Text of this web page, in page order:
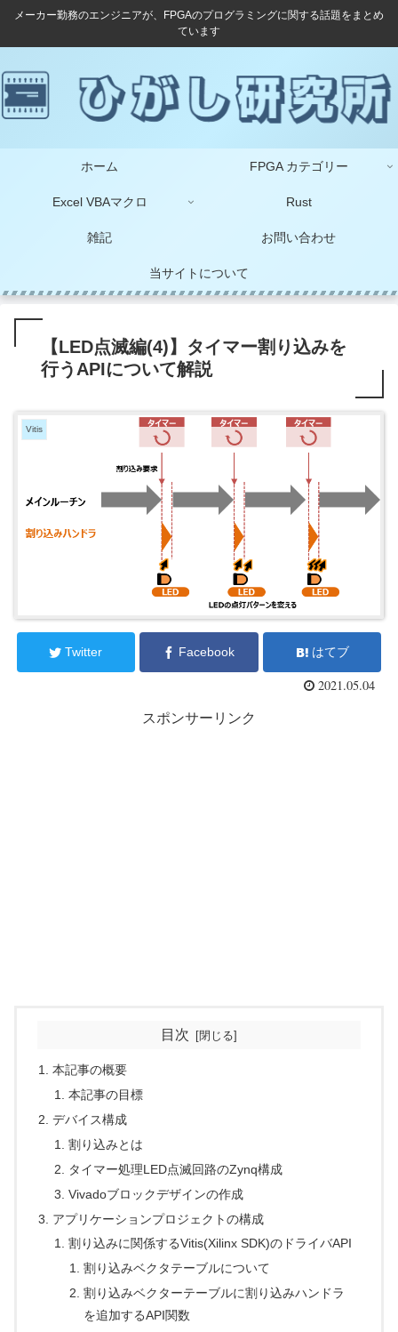
メーカー勤務のエンジニアが、FPGAのプログラミングに関する話題をまとめ
ています
ホーム FPGA カテゴリー
Excel VBAマクロ Rust
雑記 お問い合わせ
当サイトについて
【LED点滅編(4)】タイマー割り込みを
行うAPIについて解説
Vitis
Twitter Facebook はてブ
2021.05.04
スポンサーリンク
目次
本記事の概要
本記事の目標
デバイス構成
割り込みとは
タイマー処理LED点滅回路のZynq構成
Vivadoブロックデザインの作成
アプリケーションプロジェクトの構成
割り込みに関係するVitis(Xilinx SDK)のドライバAPI
割り込みベクタテーブルについて
割り込みベクターテーブルに割り込みハンドラ
を追加するAPI関数